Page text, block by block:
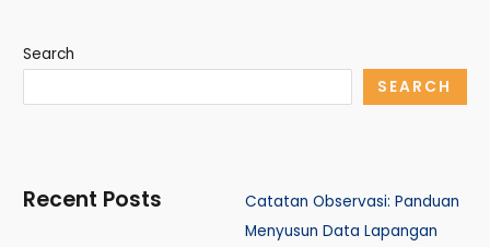
Search
SEARCH
Recent Posts
Catatan Observasi: Panduan
Menyusun Data Lapangan